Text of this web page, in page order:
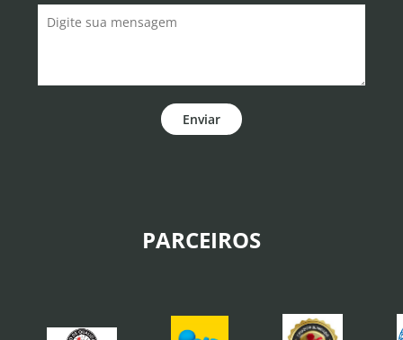
Enviar
PARCEIROS